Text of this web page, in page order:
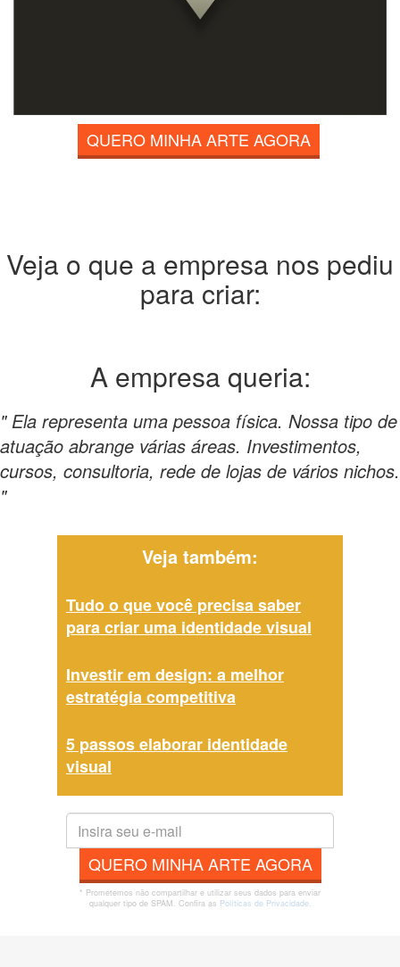
QUERO MINHA ARTE AGORA
Veja o que a empresa nos pediu
para criar:
A empresa queria:
" Ela representa uma pessoa física. Nossa tipo de
atuação abrange várias áreas. Investimentos,
cursos, consultoria, rede de lojas de vários nichos.
"
Veja também:
Tudo o que você precisa saber
para criar uma identidade visual
Investir em design: a melhor
estratégia competitiva
5 passos elaborar identidade
visual
QUERO MINHA ARTE AGORA
* Prometemos não compartilhar e utilizar seus dados para enviar
qualquer tipo de SPAM. Confira as Políticas de Privacidade.